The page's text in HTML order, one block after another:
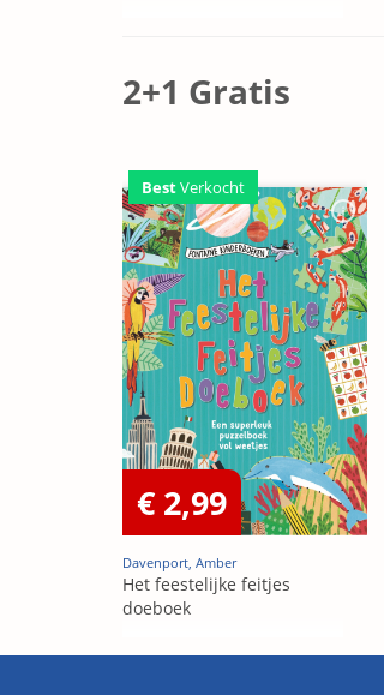
2+1 Gratis
BestVerkocht
€ 2,99
Davenport, Amber
Het feestelijke feitjes
doeboek